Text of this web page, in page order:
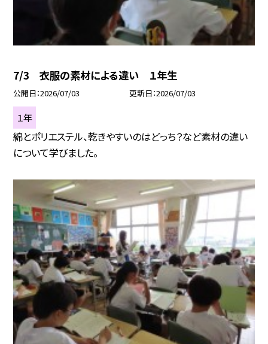
7/3 衣服の素材による違い １年生
公開日 2026/07/03 更新日 2026/07/03
１年
綿とポリエステル、乾きやすいのはどっち？など素材の違い
について学びました。